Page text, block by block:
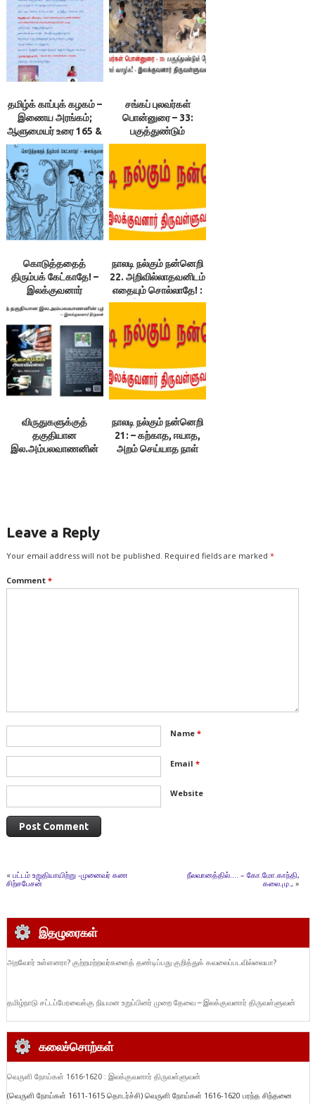
தமிழ்க் காப்புக் கழகம் –
இணைய அரங்கம்;
ஆளுமையர் உரை 165 &
166 ; நூலரங்கம்
சங்கப் புலவர்கள்
பொன்னுரை – 33:
பகுத்துண்டும்
நோயின்றியும்
நெடுங்காலம் வாழ்க! –
இலக்குவனார்
திருவள்ளுவன்
கொடுத்ததைத்
திரும்பக் கேட்காதே! –
இலக்குவனார்
திருவள்ளுவன், தாய்
இதழ்
நாலடி நல்கும் நன்னெறி
22. அறிவில்லாதவனிடம்
எதையும் சொல்லாதே! :
இலக்குவனார்
திருவள்ளுவன்
விருதுகளுக்குத்
தகுதியான
இல.அம்பலவாணனின்
நாலடி நல்கும் நன்னெறி
21: – கற்காத, ஈயாத,
அறம் செய்யாத நாள்
Leave a Reply
Your email address will not be published. Required fields are marked *
Comment *
Name *
Email *
Website
« பட்டம் உறுதியாயிற்று -முனைவர் கண
சிற்சபேசன்
நீலவானத்தில்…. – கோ.மோ.காந்தி,
கலை.மு., »
இதழுரைகள்
அறவோர் உள்ளனரா? குற்றமற்றவர்களைத் தண்டிப்பது குறித்துக் கவலைப்படவில்லையா?
தமிழ்நாடு சட்டப்பேரவைக்கு நியமன உறுப்பினர் முறை தேவை – இலக்குவனார் திருவள்ளுவன்
கலைச்சொற்கள்
வெருளி நோய்கள் 1616-1620 : இலக்குவனார் திருவள்ளுவன்
(வெருளி நோய்கள் 1611-1615 தொடர்ச்சி) வெருளி நோய்கள் 1616-1620 பரந்த சிந்தனை